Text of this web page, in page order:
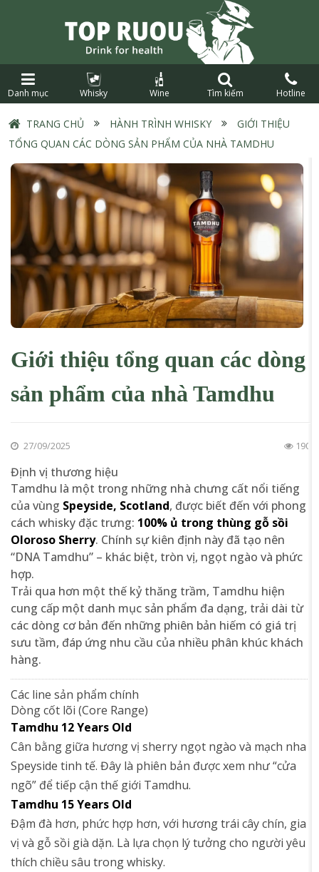
Danh mục Whisky Wine Tìm kiếm Hotline
TRANG CHỦ › HÀNH TRÌNH WHISKY ›
GIỚI THIỆU
TỔNG QUAN CÁC DÒNG SẢN PHẨM CỦA NHÀ TAMDHU
Giới thiệu tổng quan các dòng
sản phẩm của nhà Tamdhu
27/09/2025 190
Định vị thương hiệu
Tamdhu là một trong những nhà chưng cất nổi tiếng
của vùng Speyside, Scotland, được biết đến với phong
cách whisky đặc trưng: 100% ủ trong thùng gỗ sồi
Oloroso Sherry. Chính sự kiên định này đã tạo nên
“DNA Tamdhu” – khác biệt, tròn vị, ngọt ngào và phức
hợp.
Trải qua hơn một thế kỷ thăng trầm, Tamdhu hiện
cung cấp một danh mục sản phẩm đa dạng, trải dài từ
các dòng cơ bản đến những phiên bản hiếm có giá trị
sưu tầm, đáp ứng nhu cầu của nhiều phân khúc khách
hàng.
Các line sản phẩm chính
Dòng cốt lõi (Core Range)
Tamdhu 12 Years Old
Cân bằng giữa hương vị sherry ngọt ngào và mạch nha
Speyside tinh tế. Đây là phiên bản được xem như “cửa
ngõ” để tiếp cận thế giới Tamdhu.
Tamdhu 15 Years Old
Đậm đà hơn, phức hợp hơn, với hương trái cây chín, gia
vị và gỗ sồi già dặn. Là lựa chọn lý tưởng cho người yêu
thích chiều sâu trong whisky.